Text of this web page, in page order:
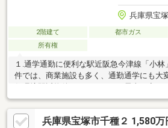
兵庫県宝
2階建て 都市ガス
所有権
１.通学通勤に便利な駅近阪急今津線「小
件では、商業施設も多く、通勤通学にも大
ん。南側も建物が建築されていない為、と
っております♪３.中２階や登り棒など遊び
トン階段の上には、中２階があり水周りが
兵庫県宝塚市千種２ 1,580万